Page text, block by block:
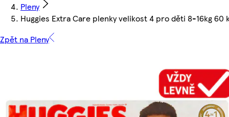
Pleny
Huggies Extra Care plenky velikost 4 pro děti 8-16kg 60
Zpět na Pleny